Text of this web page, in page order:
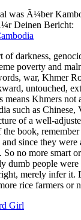
was Ã¼ber
Deinen Bericht:
of darkness,
poverty and
war, Khmer
untouched,
means Khmers not
such as Chinese,
of a well-
book, remember
since they
no more smart
dumb people
merely infer it.
rice farmers or
Girl